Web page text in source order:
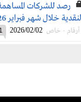
رصد للشركات المساهمة
خلال شهر فبراير 2026 بناءً على آلية التوزيع المتبعة
أرقام - خاص 2026/02/02
1